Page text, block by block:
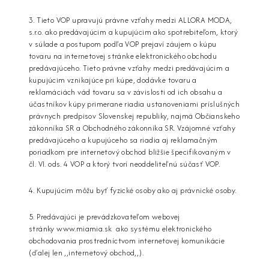
3. Tieto VOP upravujú právne vzťahy medzi ALLORA MODA,
s.r.o. ako predávajúcim a kupujúcim ako spotrebiteľom, ktorý
v súlade a postupom podľa VOP prejaví záujem o kúpu
tovaru na internetovej stránke elektronického obchodu
predávajúceho. Tieto právne vzťahy medzi predávajúcim a
kupujúcim vznikajúce pri kúpe, dodávke tovaru a
reklamáciách vád tovaru sa v závislosti od ich obsahu a
účastníkov kúpy primerane riadia ustanoveniami príslušných
právnych predpisov Slovenskej republiky, najmä Občianskeho
zákonníka SR a Obchodného zákonníka SR. Vzájomné vzťahy
predávajúceho a kupujúceho sa riadia aj reklamačným
poriadkom pre internetový obchod bližšie špecifikovaným v
čl. VI. ods. 4 VOP a ktorý tvorí neoddeliteľnú súčasť VOP.
4. Kupujúcim môžu byť fyzické osoby ako aj právnické osoby.
5. Predávajúci je prevádzkovateľom webovej
stránkywww.miamia.sk ako systému elektronického
obchodovania prostredníctvom internetovej komunikácie
(ďalej len ,,internetový obchod,,).